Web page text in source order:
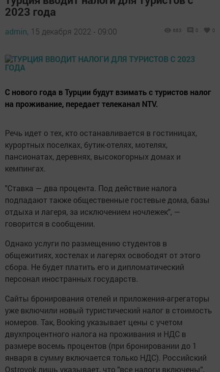
2023 года
admin, 15 декабря 2022 - 09:00 663 0 0
С нового года в Турции будут взимать с туристов налог
на проживание, передает телеканал NTV.
Речь идет о тех, кто останавливается в гостиницах,
курортных поселках, бутик-отелях, мотелях,
пансионатах, деревнях, высокогорных домах и
кемпингах.
"Ставка — два процента. Под действие налога
подпадают также общественные гостевые дома, базы
отдыха и лагеря, за исключением ночлежек", —
говорится в сообщении.
Однако услуги по размещению студентов в
общежитиях, хостелах и лагерях освободят от этого
сбора. Не будет платить его и дипломатический
персонал иностранных государств.
Сайты бронирования отелей и приложения-агрегаторы
уже включили новый туристический налог в стоимость
номеров. Так, Booking указывает цены с учетом
двухпроцентного налога на проживания и НДС в
размере восемь процентов (при бронировании до 1
января в сумму включается только НДС). Российский
Ostrovok лишь указывает, что "все налоги включены",